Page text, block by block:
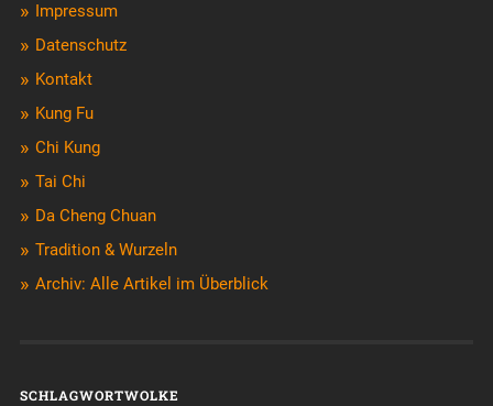
Impressum
Datenschutz
Kontakt
Kung Fu
Chi Kung
Tai Chi
Da Cheng Chuan
Tradition & Wurzeln
Archiv: Alle Artikel im Überblick
SCHLAGWORTWOLKE